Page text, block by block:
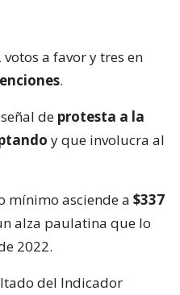
votos a favor y tres en
.
de protesta a la
y que involucra al
mínimo asciende a $337
alza paulatina que lo
2022.
del Indicador